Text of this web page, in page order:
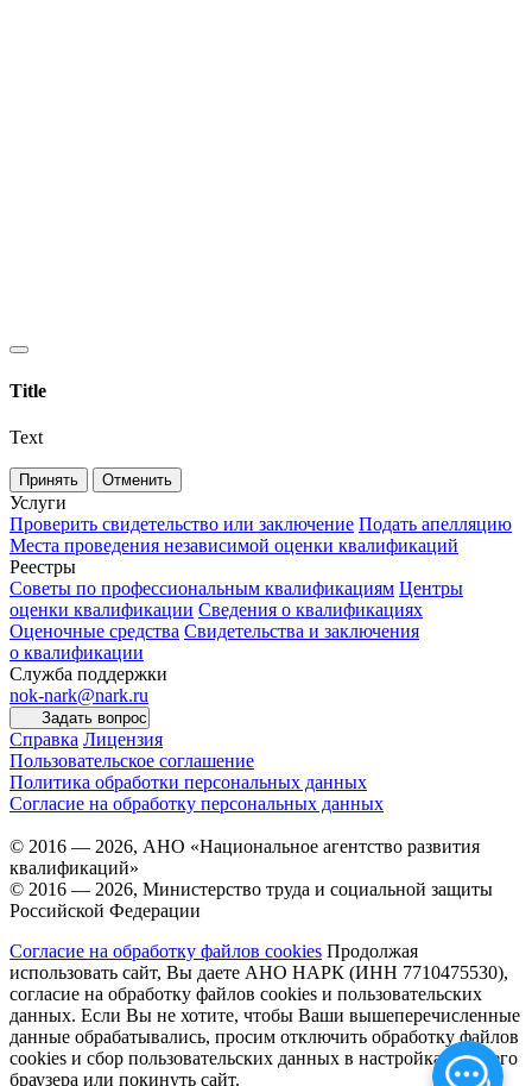
Title
Text
Принять Отменить
Услуги
Проверить свидетельство или заключение Подать апелляцию
Места проведения независимой оценки квалификаций
Реестры
Советы по профессиональным квалификациям Центры
оценки квалификации Сведения о квалификациях
Оценочные средства Свидетельства и заключения
о квалификации
Служба поддержки
nok-nark@nark.ru
Задать вопрос
Справка Лицензия
Пользовательское соглашение
Политика обработки персональных данных
Согласие на обработку персональных данных
© 2016 — 2026, АНО «Национальное агентство развития
квалификаций»
© 2016 — 2026, Министерство труда и социальной защиты
Российской Федерации
Согласие на обработку файлов cookies Продолжая
использовать сайт, Вы даете АНО НАРК (ИНН 7710475530),
согласие на обработку файлов cookies и пользовательских
данных. Если Вы не хотите, чтобы Ваши вышеперечисленные
данные обрабатывались, просим отключить обработку файлов
cookies и сбор пользовательских данных в настройках Вашего
браузера или покинуть сайт.